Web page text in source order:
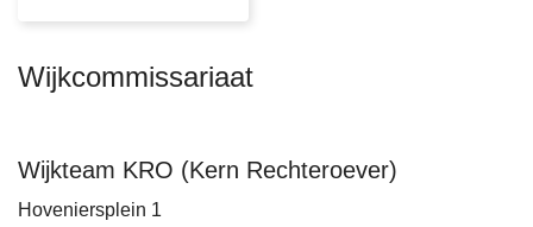
Wijkcommissariaat
Wijkteam KRO (Kern Rechteroever)
Hoveniersplein 1